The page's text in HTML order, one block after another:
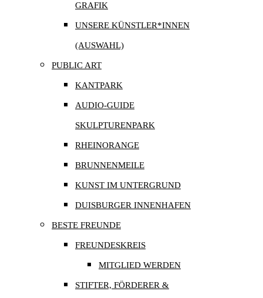
GRAFIK
UNSERE KÜNSTLER*INNEN
(AUSWAHL)
PUBLIC ART
KANTPARK
AUDIO-GUIDE
SKULPTURENPARK
RHEINORANGE
BRUNNENMEILE
KUNST IM UNTERGRUND
DUISBURGER INNENHAFEN
BESTE FREUNDE
FREUNDESKREIS
MITGLIED WERDEN
STIFTER, FÖRDERER &